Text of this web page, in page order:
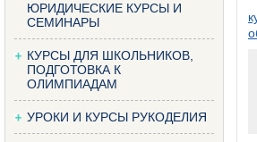
ЮРИДИЧЕСКИЕ КУРСЫ И
СЕМИНАРЫ
КУРСЫ ДЛЯ ШКОЛЬНИКОВ,
ПОДГОТОВКА К
ОЛИМПИАДАМ
УРОКИ И КУРСЫ РУКОДЕЛИЯ